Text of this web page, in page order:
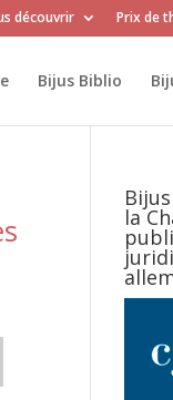
découvrir Prix de
Bijus Biblio
la